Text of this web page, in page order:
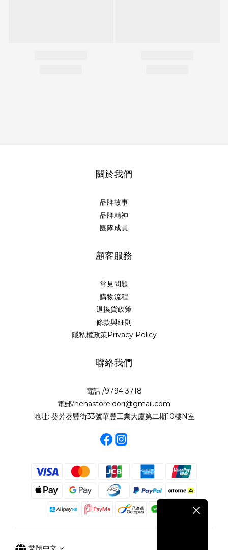
關於我們
品牌故事
品牌精神
團隊成員
顧客服務
常見問題
購物流程
退換貨政策
條款與細則
隱私權政策Privacy Policy
聯絡我們
電話 /9794 3718
電郵/hehastore.dori@gmail.com
地址: 葵芳葵豐街33號華豐工業大廈第二期10樓N室